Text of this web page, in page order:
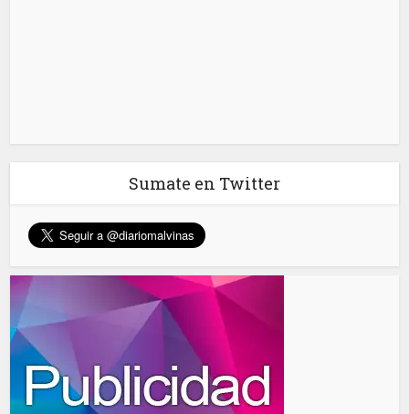
Sumate en Twitter